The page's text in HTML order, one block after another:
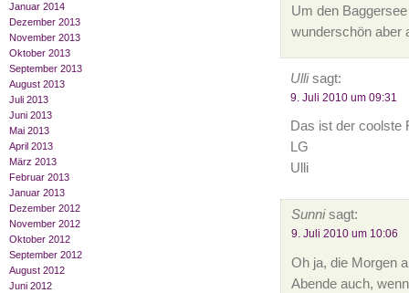
Januar 2014
Dezember 2013
November 2013
Oktober 2013
September 2013
August 2013
Juli 2013
Juni 2013
Mai 2013
April 2013
März 2013
Februar 2013
Januar 2013
Dezember 2012
November 2012
Oktober 2012
September 2012
August 2012
Juni 2012
Um den
wunderschön aber
Ullisagt:
9. Juli 2010 um 09:31
Das ist der coolste
LG
Ulli
Sunnisagt:
9. Juli 2010 um 10:06
Oh ja, die Morgen
Abende auch,